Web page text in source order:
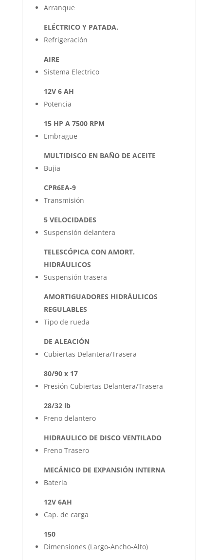
Arranque
ELÉCTRICO Y PATADA.
Refrigeración
AIRE
Sistema Electrico
12V 6 AH
Potencia
15 HP A 7500 RPM
Embrague
MULTIDISCO EN BAÑO DE ACEITE
Bujia
CPR6EA-9
Transmisión
5 VELOCIDADES
Suspensión delantera
TELESCÓPICA CON AMORT.
HIDRÁULICOS
Suspensión trasera
AMORTIGUADORES HIDRÁULICOS
REGULABLES
Tipo de rueda
DE ALEACIÓN
Cubiertas Delantera/Trasera
80/90 x 17
Presión Cubiertas Delantera/Trasera
28/32 lb
Freno delantero
HIDRAULICO DE DISCO VENTILADO
Freno Trasero
MECÁNICO DE EXPANSIÓN INTERNA
Batería
12V 6AH
Cap. de carga
150
Dimensiones (Largo-Ancho-Alto)